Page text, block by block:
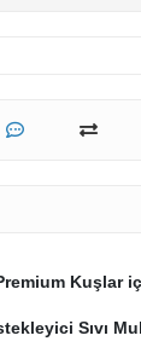
Kuşlar
Sıvı